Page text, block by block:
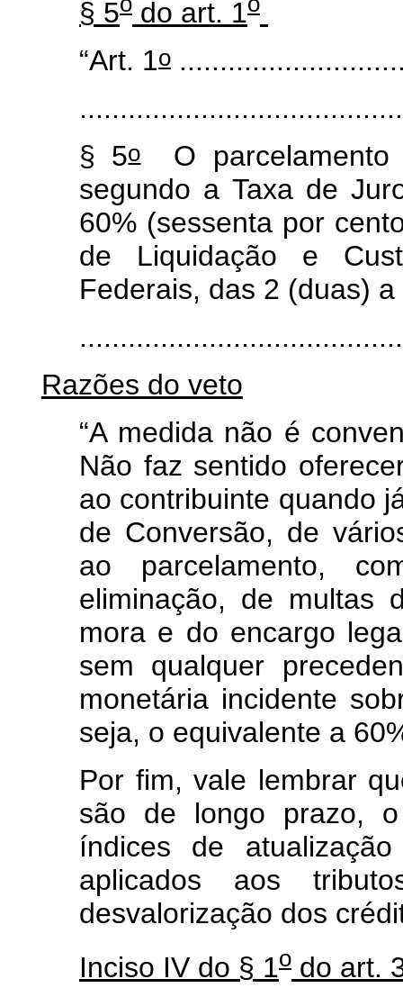
§ 5
do art. 1
“Art. 1o
§ 5oO parcelamento
segundo a Taxa de
60% (sessenta por
de Liquidação e
Federais, das 2 (duas) a
Razões do veto
“A medida não é
Não faz sentido
ao contribuinte quando
de Conversão, de
ao parcelamento,
eliminação, de multas
mora e do encargo
sem qualquer
monetária incidente
seja, o equivalente a
Por fim, vale lembrar
são de longo prazo,
índices de
aplicados aos
desvalorização dos
Inciso IV do § 1o do art.